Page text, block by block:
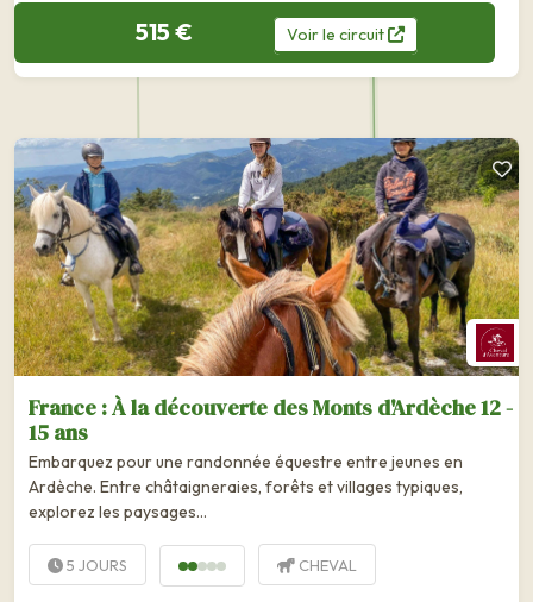
515 € Voirle circuit
France : À la découverte des Monts d'Ardèche 12 -
15 ans
Embarquez pour une randonnée équestre entre jeunes en
Ardèche. Entre châtaigneraies, forêts et villages typiques,
explorez les paysages...
5 JOURS CHEVAL